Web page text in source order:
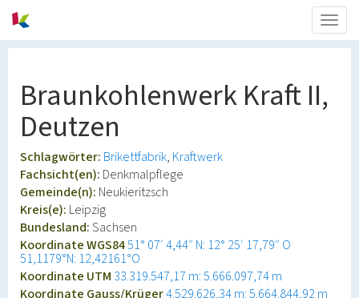
Braunkohlenwerk Kraft II,
Deutzen
Schlagwörter: Brikettfabrik Kraftwerk
Fachsicht(en): Denkmalpflege
Gemeinde(n): Neukieritzsch
Kreis(e): Leipzig
Bundesland:Sachsen
Koordinate WGS8451° 07′ 4,44″ N: 12° 25′ 17,79″ O
51,1179°N: 12,42161°O
Koordinate UTM 33.319.547,17 m: 5.666.097,74 m
Koordinate Gauss/Krüger4.529.626,34 m: 5.664.844,92 m